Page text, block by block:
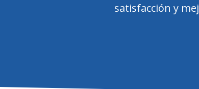
satisfacción y